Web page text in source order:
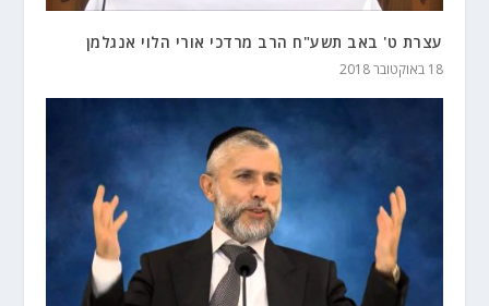
עצרת ט' באב תשע"ח הרב מרדכי אורי הלוי אנגלמן
18 באוקטובר 2018